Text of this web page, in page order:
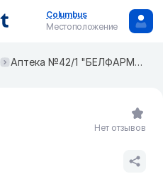
Columbus
Местоположение
Аптека №42/1 "БЕЛФАРМАЦИЯ"
Нет отзывов